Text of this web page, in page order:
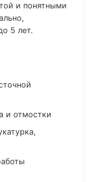
и понятными
5 лет.
и отмостки